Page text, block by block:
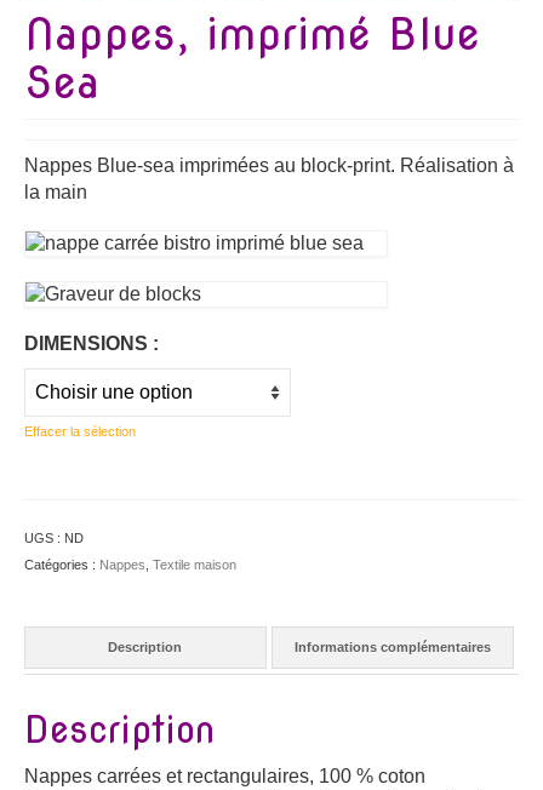
Nappes, imprimé Blue
Sea
Nappes Blue-sea imprimées au block-print. Réalisation à
la main
DIMENSIONS :
Effacer la sélection
UGS : ND
Catégories : Nappes Textile maison
Description Informations complémentaires
Description
Nappes carrées et rectangulaires, 100 % coton